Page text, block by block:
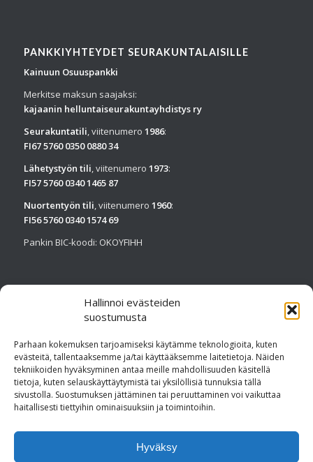
Hallinnoi evästeiden
suostumusta
Parhaan kokemuksen tarjoamiseksi käytämme teknologioita, kuten
evästeitä, tallentaaksemme ja/tai käyttääksemme laitetietoja. Näiden
tekniikoiden hyväksyminen antaa meille mahdollisuuden käsitellä
tietoja, kuten selauskäyttäytymistä tai yksilöllisiä tunnuksia tällä
sivustolla. Suostumuksen jättäminen tai peruuttaminen voi vaikuttaa
haitallisesti tiettyihin ominaisuuksiin ja toimintoihin.
Hyväksy
PANKKIYHTEYDET SEURAKUNTALAISILLE
Kainuun Osuuspankki
Merkitse maksun saajaksi:
kajaanin helluntaiseurakuntayhdistys ry
Seurakuntatili, viitenumero 1986:
FI67 5760 0350 0880 34
Lähetystyön tili, viitenumero 1973:
FI57 5760 0340 1465 87
Nuortentyön tili, viitenumero 1960:
FI56 5760 0340 1574 69
Pankin BIC-koodi: OKOYFIHH
Avaa Facebook-sivu tästä